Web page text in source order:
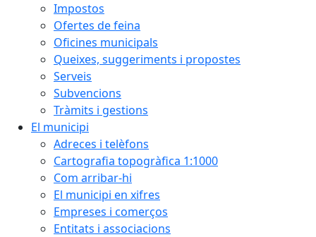
Impostos
Ofertes de feina
Oficines municipals
Queixes, suggeriments i propostes
Serveis
Subvencions
Tràmits i gestions
El municipi
Adreces i telèfons
Cartografia topogràfica 1:1000
Com arribar-hi
El municipi en xifres
Empreses i comerços
Entitats i associacions